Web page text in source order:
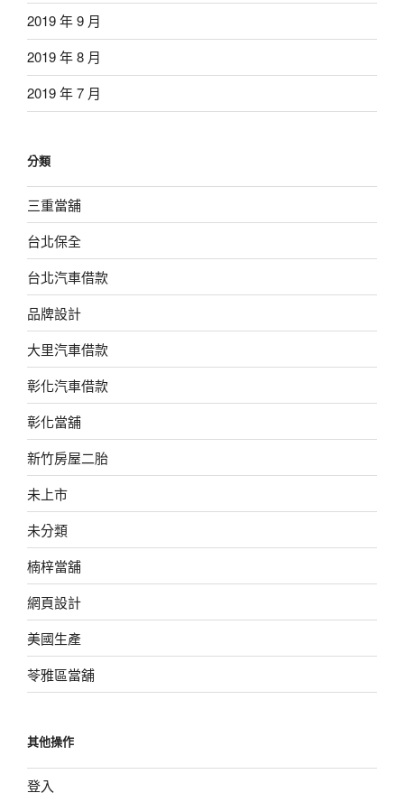
2019 年 9 月
2019 年 8 月
2019 年 7 月
分類
三重當舖
台北保全
台北汽車借款
品牌設計
大里汽車借款
彰化汽車借款
彰化當舖
新竹房屋二胎
未上市
未分類
楠梓當舖
網頁設計
美國生產
苓雅區當舖
其他操作
登入